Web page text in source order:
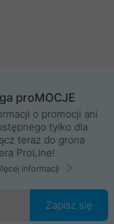
proMOCJE
o promocji ani
tylko dla
teraz do grona
ProLine!
informacji
Zapisz się